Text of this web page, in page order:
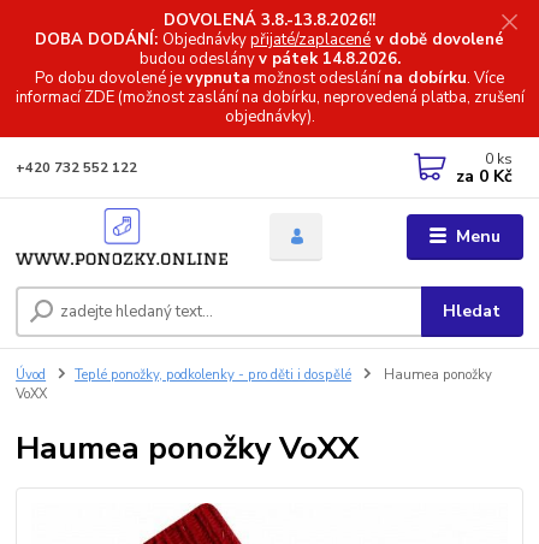
DOVOLENÁ 3.8.-13.8.2026!!
DOBA DODÁNÍ: Objednávkypřijaté/zaplacené v době dovolené
budou odeslányv pátek 14.8.2026.
Po dobu dovolené jevypnuta možnost odeslánína dobírku. Více
informacíZDE (možnost zaslání na dobírku, neprovedená platba, zrušení
objednávky).
Menu
Hledat
+420 732 552 122 0 ks
za 0 Kč
Úvod Teplé ponožky, podkolenky - pro děti i dospělé
Haumea ponožky
VoXX
Haumea ponožky VoXX